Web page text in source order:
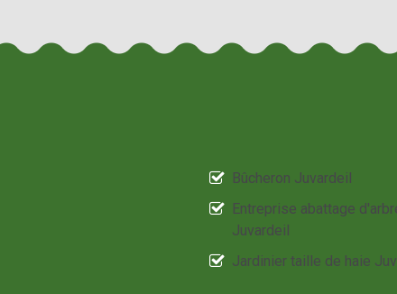
Bûcheron Juvardeil
Entreprise abattage
Juvardeil
Jardinier taille de haie